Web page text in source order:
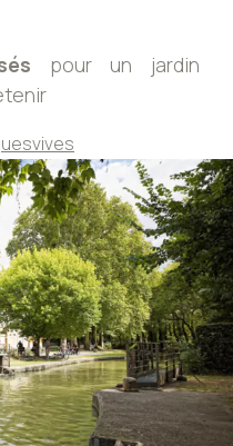
pour un jardin